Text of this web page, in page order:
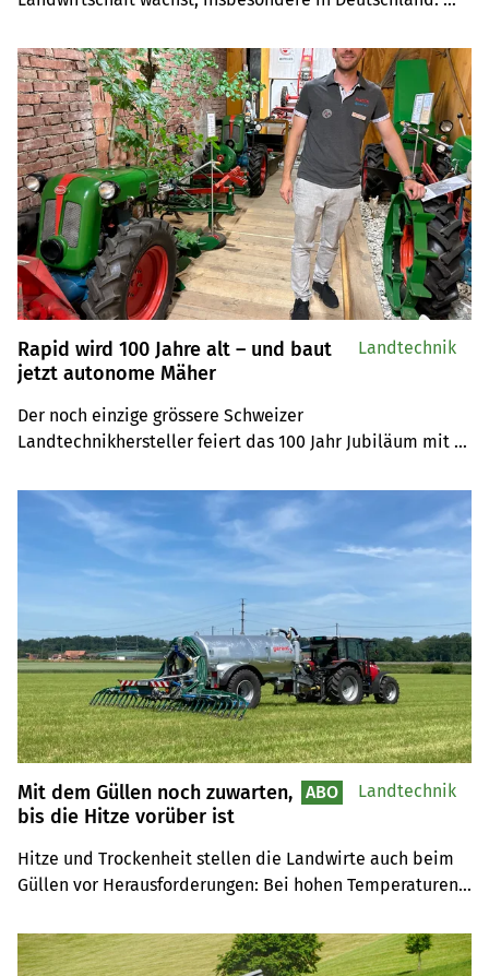
Förderzentrums gibt aufschlussreiche Informationen zu
zugelassenen Kraftstoffen für Landmaschinen. In der
Schweiz hingegen bleibt die Verfügbarkeit solcher
Treibstoffe begrenzt.
Rapid wird 100 Jahre alt – und baut
jetzt autonome Mäher
Der noch einzige grössere Schweizer
Landtechnikhersteller feiert das 100 Jahr Jubiläum mit
Mähmaschinenspezialist Rapid setzt für die Zukunft auf
automatisierte Systeme.
Landtechnik
Mit dem Güllen noch zuwarten,
bis die Hitze vorüber ist
Hitze und Trockenheit stellen die Landwirte auch beim
Güllen vor Herausforderungen: Bei hohen Temperaturen
Manuel Baur rät deshalb vom Güllen ab.
ABO Landtechnik